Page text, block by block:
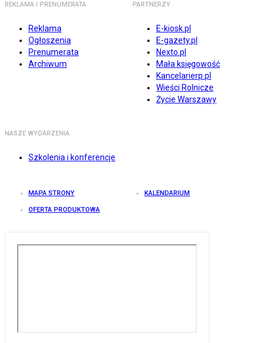
REKLAMA I PRENUMERATA
Reklama
Ogłoszenia
Prenumerata
Archiwum
PARTNERZY
E-kiosk.pl
E-gazety.pl
Nexto.pl
Mała księgowość
Kancelarierp.pl
Wieści Rolnicze
Życie Warszawy
NASZE WYDARZENIA
Szkolenia i konferencje
MAPA STRONY KALENDARIUM
OFERTA PRODUKTOWA